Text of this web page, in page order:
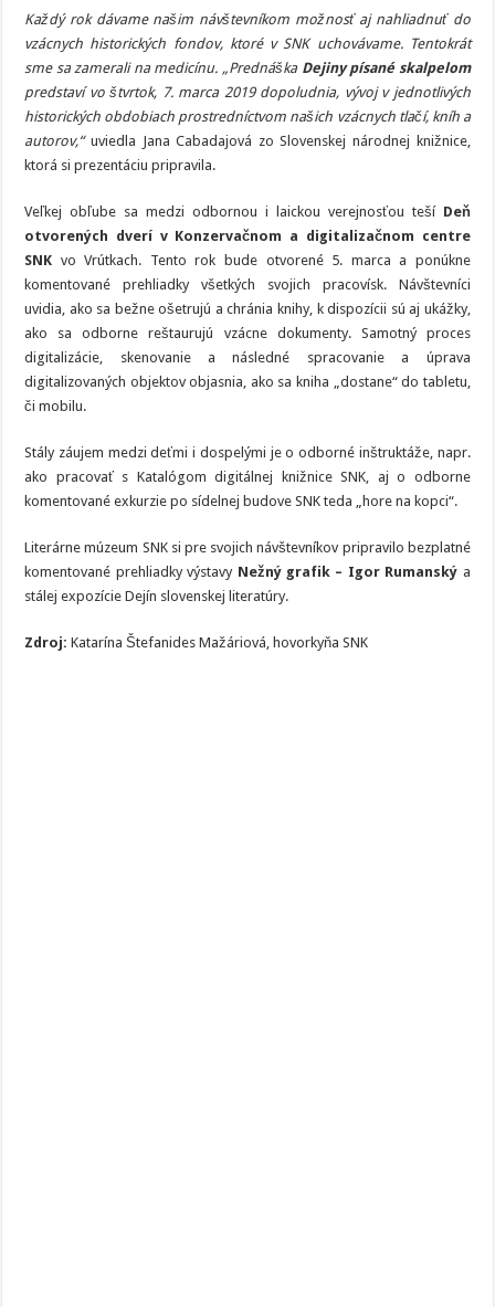
Každý rok dávame našim návštevníkom možnosť aj nahliadnuť do
vzácnych historických fondov, ktoré v SNK uchovávame. Tentokrát
sme sa zamerali na medicínu. „Prednáška Dejiny písané skalpelom
predstaví vo štvrtok, 7. marca 2019 dopoludnia, vývoj v jednotlivých
historických obdobiach prostredníctvom našich vzácnych tlačí, kníh a
autorov,“uviedla Jana Cabadajová zo Slovenskej národnej knižnice,
ktorá si prezentáciu pripravila.
Veľkej obľube sa medzi odbornou i laickou verejnosťou teší Deň
otvorených dverí v Konzervačnom a digitalizačnom centre
SNK vo Vrútkach. Tento rok bude otvorené 5. marca a ponúkne
komentované prehliadky všetkých svojich pracovísk. Návštevníci
uvidia, ako sa bežne ošetrujú a chránia knihy, k dispozícii sú aj ukážky,
ako sa odborne reštaurujú vzácne dokumenty. Samotný proces
digitalizácie, skenovanie a následné spracovanie a úprava
digitalizovaných objektov objasnia, ako sa kniha „dostane“ do tabletu,
či mobilu.
Stály záujem medzi deťmi i dospelými je o odborné inštruktáže, napr.
ako pracovať s Katalógom digitálnej knižnice SNK, aj o odborne
komentované exkurzie po sídelnej budove SNK teda „hore na kopci“.
Literárne múzeum SNK si pre svojich návštevníkov pripravilo bezplatné
komentované prehliadky výstavy Nežný grafik – Igor Rumanský a
stálej expozície Dejín slovenskej literatúry.
Zdroj: Katarína Štefanides Mažáriová, hovorkyňa SNK